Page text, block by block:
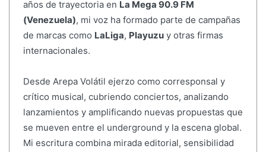
años de trayectoria en La Mega 90.9 FM
(Venezuela), mi voz ha formado parte de campañas
de marcas como LaLiga, Playuzuy otras firmas
internacionales.
Desde Arepa Volátil ejerzo como corresponsal y
crítico musical, cubriendo conciertos, analizando
lanzamientos y amplificando nuevas propuestas que
se mueven entre el underground y la escena global.
Mi escritura combina mirada editorial, sensibilidad